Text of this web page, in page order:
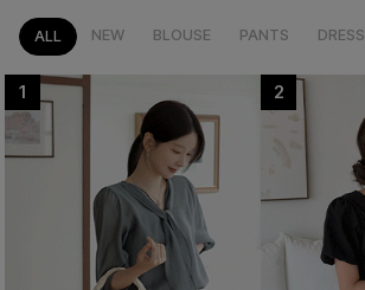
ALL NEW BLOUSE PANTS DRESS